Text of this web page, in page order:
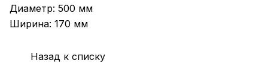
Диаметр: 500 мм
Ширина: 170 мм
Назад к списку